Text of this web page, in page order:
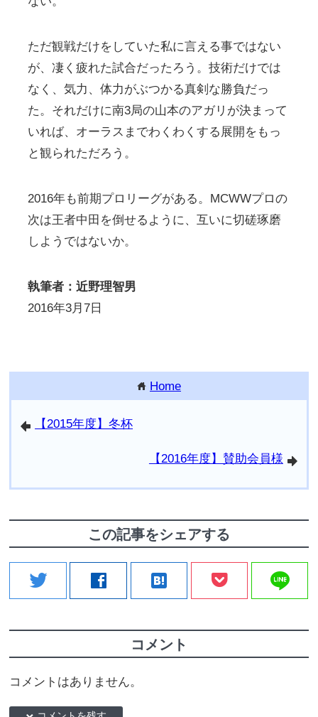
ただ観戦だけをしていた私に言える事ではない
が、凄く疲れた試合だったろう。技術だけでは
なく、気力、体力がぶつかる真剣な勝負だっ
た。それだけに南3局の山本のアガリが決まって
いれば、オーラスまでわくわくする展開をもっ
と観られただろう。
2016年も前期プロリーグがある。MCWWプロの
次は王者中田を倒せるように、互いに切磋琢磨
しようではないか。
執筆者：近野理智男
2016年3月7日
home Home
arrowleft 【2015年度】冬杯
arrowright
【2016年度】賛助会員様
この記事をシェアする
twitter facebook hatenabookmark line
コメント
コメントはありません。